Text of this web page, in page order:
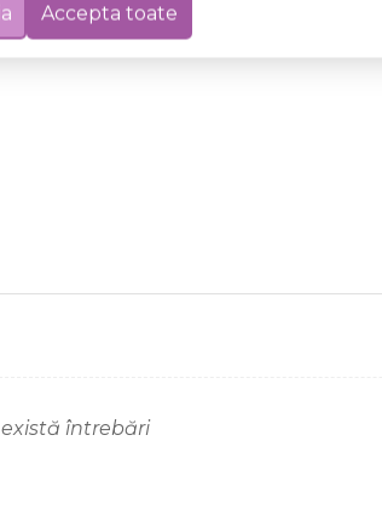
întrebări
Accepta toate